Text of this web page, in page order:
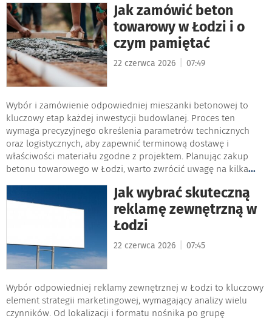
Jak zamówić beton
towarowy w Łodzi i o
czym pamiętać
22 czerwca 2026 07:49
Wybór i zamówienie odpowiedniej mieszanki betonowej to
kluczowy etap każdej inwestycji budowlanej. Proces ten
wymaga precyzyjnego określenia parametrów technicznych
oraz logistycznych, aby zapewnić terminową dostawę i
właściwości materiału zgodne z projektem. Planując zakup
betonu towarowego w Łodzi, warto zwrócić uwagę na kilka...
Jak wybrać skuteczną
reklamę zewnętrzną w
Łodzi
22 czerwca 2026 07:45
Wybór odpowiedniej reklamy zewnętrznej w Łodzi to kluczowy
element strategii marketingowej, wymagający analizy wielu
czynników. Od lokalizacji i formatu nośnika po grupę